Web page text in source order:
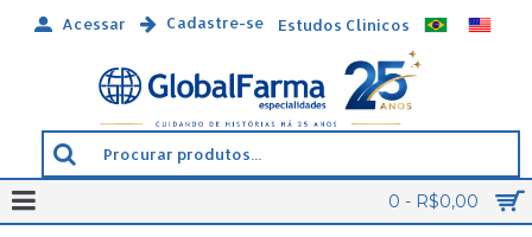
Acessar Cadastre-se Estudos Clínicos
0 - R$0,00